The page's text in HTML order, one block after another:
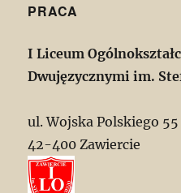
PRACA
I Liceum
Dwujęzycznymi im.
ul. Wojska Polskiego 55
42-400 Zawiercie